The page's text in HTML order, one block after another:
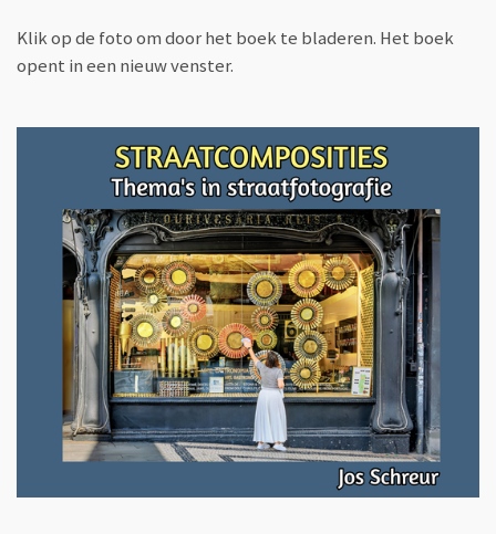
Klik op de foto om door het boek te bladeren. Het boek
opent in een nieuw venster.